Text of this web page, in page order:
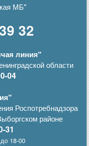
МБ"
32
линия"
области
04
Роспотребнадзора
районе
31
18-00